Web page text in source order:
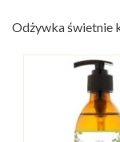
Odżywka świetnie